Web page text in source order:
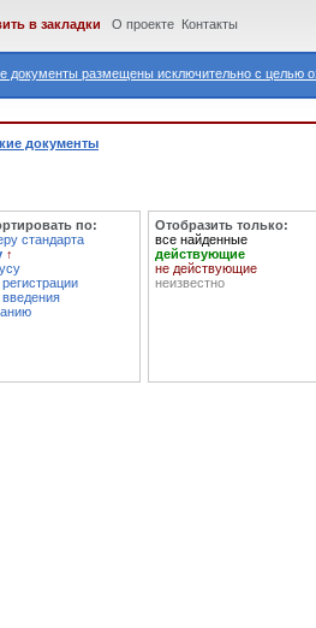
документы размещены исключительно с целью
в закладки О проекте Контакты
документы
по:
стандарта
↑
введения
Отобразить только:
все найденные
действующие
не действующие
неизвестно